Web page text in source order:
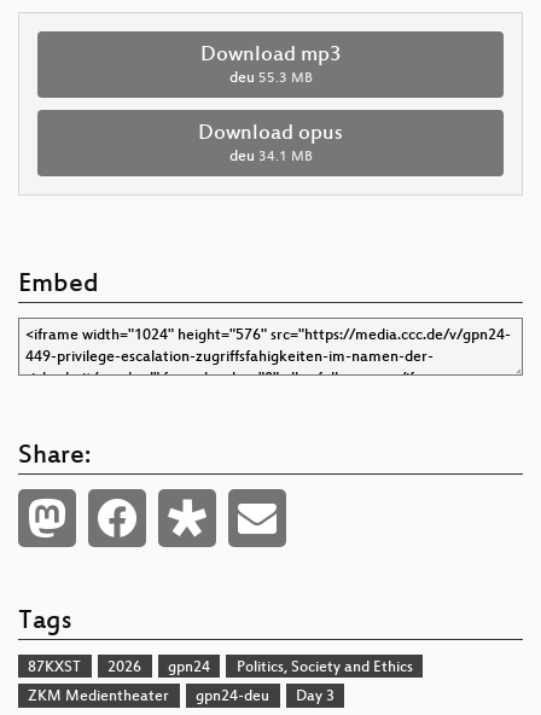
Download mp3
deu 55.3 MB
Download opus
deu 34.1 MB
Embed
Share:
Tags
87KXST 2026 gpn24
Politics, Society and Ethics
ZKM Medientheater
gpn24-deu Day 3